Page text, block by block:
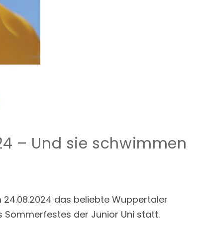
– Und sie schwimmen
das beliebte Wuppertaler
Sommerfestes der Junior Uni statt.